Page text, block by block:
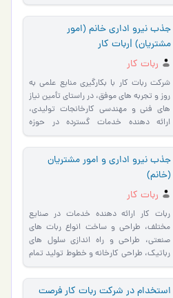
جذب نیرو اداری خانم (امور
مشتریان) |ربات کار
ربات کار
شرکت ربات کار با بکارگیری منابع علمی به
روز و تجربه های موفق، در راستای تأمین نیاز
های فنی و مهندسی کارخانجات تولیدی،
ارائه دهنده خدمات گسترده در حوزه
اتوماسیون صنعت…
جذب نیرو اداری و امور مشتریان
(خانم)
ربات کار
ربات کار ارائه دهنده خدمات در صنایع
مختلف، طراحی و ساخت انواع ربات های
صنعتی، طراحی و راه اندازی سلول های
رباتیک، طراحی کارخانه و خطوط تولید تمام
اتوماتیک، طراحی و س�…
استخدام در شرکت ربات کار فرصت